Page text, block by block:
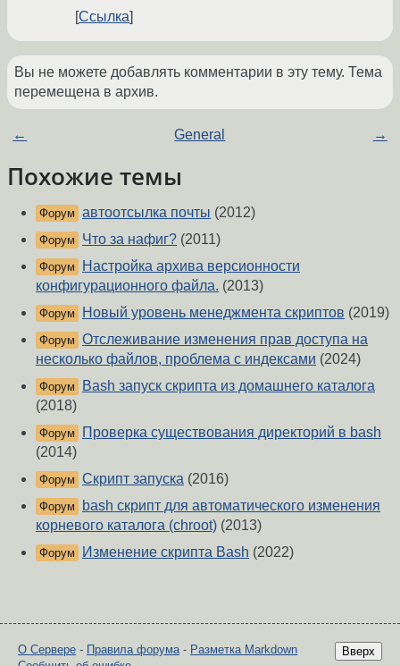
Ссылка
Вы не можете добавлять комментарии в эту тему. Тема
перемещена в архив.
← General →
Похожие темы
Форум автоотсылка почты (2012)
Форум Что за нафиг? (2011)
Форум
Настройка архива версионности
конфигурационного файла. (2013)
Форум Новый уровень менеджмента скриптов (2019)
Форум Отслеживание изменения прав доступа на
несколько файлов, проблема с индексами (2024)
Форум
Bash запуск скрипта из домашнего каталога
(2018)
Форум
Проверка существования директорий в bash
(2014)
Форум Скрипт запуска (2016)
Форум
bash скрипт для автоматического изменения
корневого каталога (chroot) (2013)
Форум Изменение скрипта Bash (2022)
Вверх
О Сервере - Правила форума- Разметка Markdown